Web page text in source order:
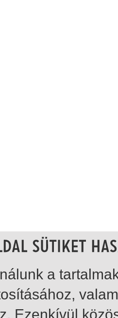
a
Ezenkívül